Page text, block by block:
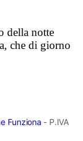
della notte
che di giorno
Funziona - P.IVA